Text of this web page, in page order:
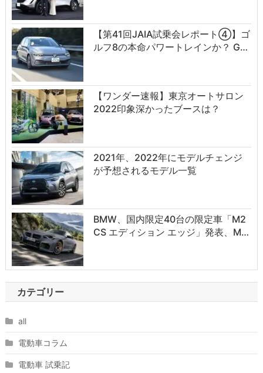
【第41回JAIA試乗会レポート④】ゴ
ルフ8の本命パワートレインか？ G…
【ワンダー速報】東京オートサロン
2022印象深かったブースは？
2021年、2022年にモデルチェンジ
が予想されるモデル一覧
BMW、国内限定40台の限定車「M2
CS エディション エッジ」発表、M…
カテゴリー
all
電動車コラム
電動車 試乗記